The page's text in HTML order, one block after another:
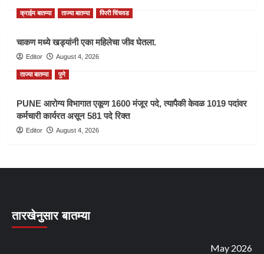
क्राईम बातम्या ताज्या बातम्या पिंपरी चिंचवड
चाकण मध्ये खड्यांनी एका महिलेचा जीव घेतला.
Editor August 4, 2026
ताज्या बातम्या पुणे
PUNE आरोग्य विभागात एकूण 1600 मंजूर पदे, त्यापैकी केवळ 1019 पदांवर
कर्मचारी कार्यरत असून 581 पदे रिक्त
Editor August 4, 2026
तारखेनुसार बातम्या
May 2026